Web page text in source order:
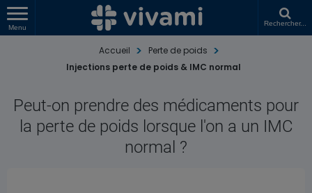
Menu
Rechercher...
Accueil
Perte de poids
Injections perte de poids & IMC normal
Peut-on prendre des médicaments pour
la perte de poids lorsque l'on a un IMC
normal ?